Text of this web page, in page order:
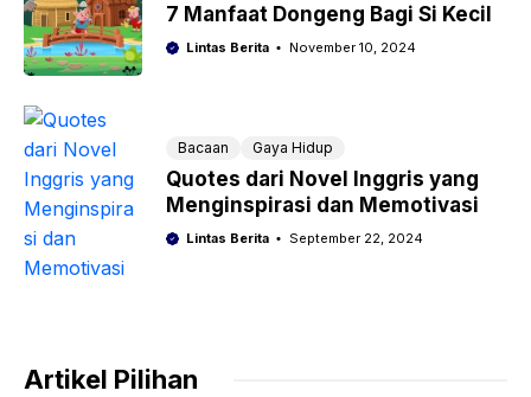
7 Manfaat Dongeng Bagi Si Kecil
Lintas Berita November 10, 2024
Bacaan Gaya Hidup
Quotes dari Novel Inggris yang
Menginspirasi dan Memotivasi
Lintas Berita September 22, 2024
Artikel Pilihan